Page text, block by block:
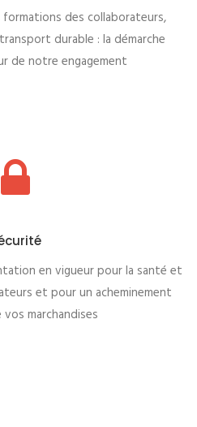
des collaborateurs,
durable : la démarche
de notre engagement
en vigueur pour la santé et
et pour un acheminement
marchandises